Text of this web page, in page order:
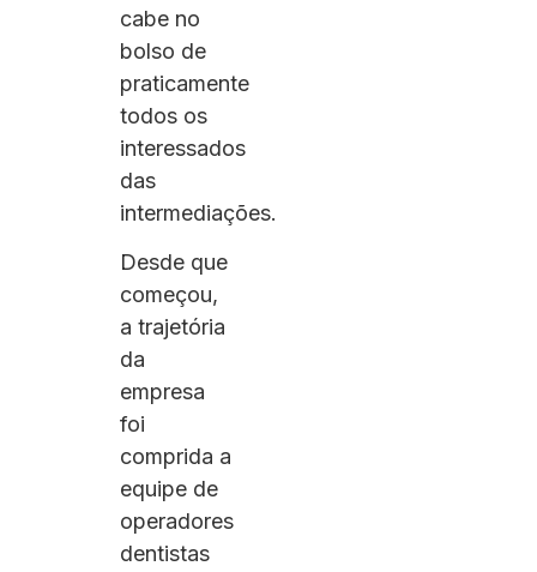
cabe no
bolso de
praticamente
todos os
interessados
das
intermediações.
Desde que
começou,
a trajetória
da
empresa
foi
comprida a
equipe de
operadores
dentistas